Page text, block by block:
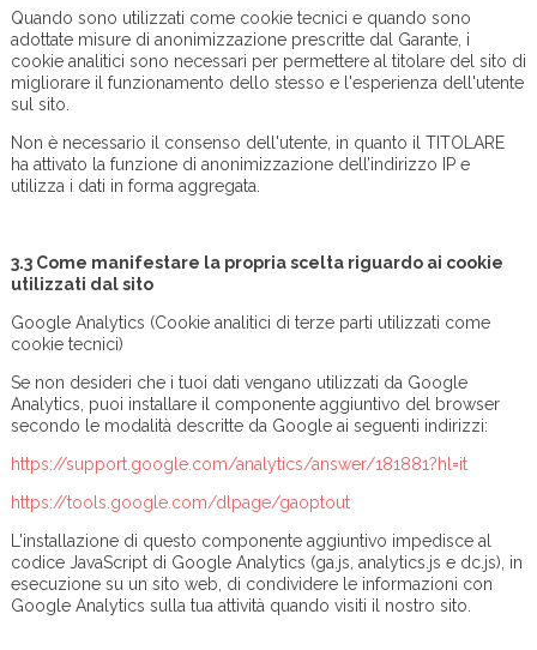
Quando sono utilizzati come cookie tecnici e quando sono
adottate misure di anonimizzazione prescritte dal Garante, i
cookie analitici sono necessari per permettere al titolare del sito di
migliorare il funzionamento dello stesso e l'esperienza dell'utente
sul sito.
Non è necessario il consenso dell'utente, in quanto il TITOLARE
ha attivato la funzione di anonimizzazione dell’indirizzo IP e
utilizza i dati in forma aggregata.
3.3 Come manifestare la propria scelta riguardo ai cookie
utilizzati dal sito
Google Analytics (Cookie analitici di terze parti utilizzati come
cookie tecnici)
Se non desideri che i tuoi dati vengano utilizzati da Google
Analytics, puoi installare il componente aggiuntivo del browser
secondo le modalità descritte da Google ai seguenti indirizzi:
https://support.google.com/analytics/answer/181881?hl=it
https://tools.google.com/dlpage/gaoptout
L'installazione di questo componente aggiuntivo impedisce al
codice JavaScript di Google Analytics (ga.js, analytics.js e dc.js), in
esecuzione su un sito web, di condividere le informazioni con
Google Analytics sulla tua attività quando visiti il nostro sito.